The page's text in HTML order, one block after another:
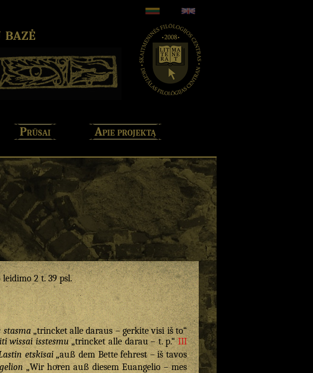
Prūsai Apie projektą
leidimo 2 t. 39 psl.
stasma„trincket alle daraus – gerkite visi iš to“
wissai isstesmu„trincket alle darau – t. p.“III
etskīsai„auß dem Bette fehrest – iš tavos
„Wir hoͤren auß diesem Euangelio – mes